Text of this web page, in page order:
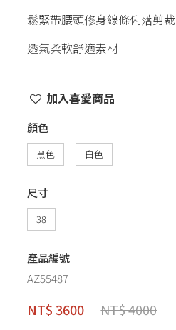
鬆緊帶腰頭修身線條俐落剪裁
透氣柔軟舒適素材
加入喜愛商品
顏色
黑色 白色
尺寸
38
產品編號
AZ55487
NT$ 3600 NT$ 4000